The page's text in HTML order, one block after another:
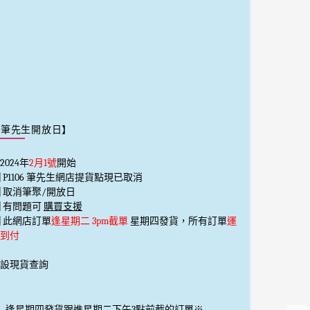
先生開放日】
年2月1號開始
P1106 筆先生網店提貨點現已取消
取消筆聚/開放日
有問題可 購買支援
此網店訂單逢星期二 3pm截單 星期四發貨，所有訂單運
付
現貨查詢